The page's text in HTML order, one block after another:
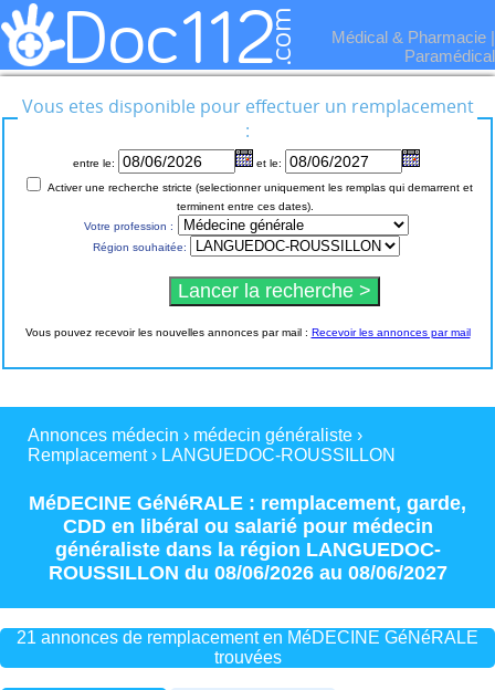
Médical & Pharmacie |
Paramédical
Vous etes disponible pour effectuer un remplacement
:
entre le:
et le:
terminent entre ces dates).
Votre profession :
Région souhaitée:
Vous pouvez recevoir les nouvelles annonces par mail : Recevoir les annonces par mail
Annonces médecin › médecin généraliste ›
Remplacement › LANGUEDOC-ROUSSILLON
MéDECINE GéNéRALE : remplacement, garde,
CDDen libéral ou salariépour médecin
généralistedans la région LANGUEDOC-
ROUSSILLON du 08/06/2026 au 08/06/2027
21 annonces de remplacement en MéDECINE GéNéRALE
trouvées